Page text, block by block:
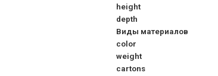
height
depth
Виды материалов
color
weight
cartons